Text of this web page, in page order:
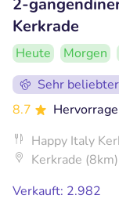
2-
Kerkrade
Heute Morgen
Sehr
8.7
Happy Italy
Kerkrade (8km)
Verkauft: 2.982